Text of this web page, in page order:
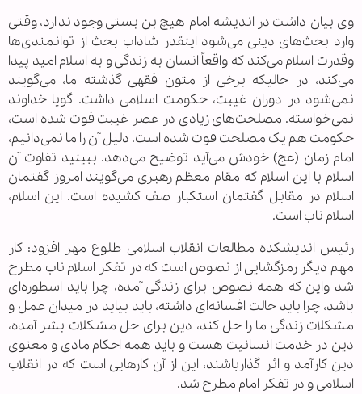
وی بیان داشت در اندیشه امام هیچ بن بستی وجود ندارد، وقتی
وارد بحث‌های دینی می‌شود اینقدر شاداب بحث از توانمندی‌ها
وقدرت اسلام می‌کند که واقعاً انسان به زندگی و به اسلام امید پیدا
می‌کند، در حالیکه برخی از متون فقهی گذشته ما، می‌گویند
نمی‌شود در دوران غیبت، حکومت اسلامی داشت. گویا خداوند
نمی‌خواسته. مصلحت‌های زیادی در عصر غیبت فوت شده است،
حکومت هم یک مصلحت فوت شده است. دلیل آن را ما نمی‌دانیم،
امام زمان (عج) خودش می‌آید توضیح می‌دهد. ببینید تفاوت آن
اسلام با این اسلام که مقام معظم رهبری می‌گویند امروز گفتمان
اسلام در مقابل گفتمان استکبار صف کشیده است. این اسلام،
اسلام ناب است.
رئیس اندیشکده مطالعات انقلاب اسلامی طلوع مهر افزود: کار
مهم دیگر رمزگشایی از نصوص است که در تفکر اسلام ناب مطرح
شد واین که همه نصوص برای زندگی آمده، چرا باید اسطوره‌ای
باشد، چرا باید حالت افسانه‌ای داشته، باید بیاید در میدان عمل و
مشکلات زندگی ما را حل کند، دین برای حل مشکلات بشر آمده،
دین در خدمت انسانیت هست و باید همه احکام مادی و معنوی
دین کارآمد و اثر گذارباشند، این از آن کار‌هایی است که در انقلاب
اسلامی و در تفکر امام مطرح شد.